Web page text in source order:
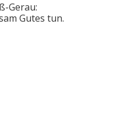
Gerau:
Gutes tun.